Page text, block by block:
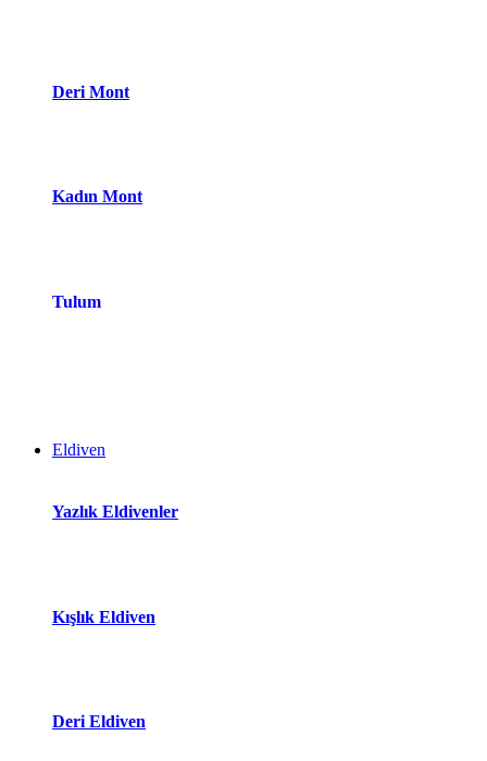
Deri Mont
Kadın Mont
Tulum
Eldiven
Yazlık Eldivenler
Kışlık Eldiven
Deri Eldiven